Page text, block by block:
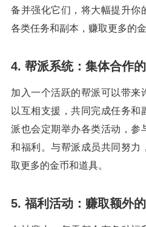
备并强化它们，将大幅提升你
各类任务和副本，赚取更多的金
4. 帮派系统：集体合作
加入一个活跃的帮派可以带来
以互相支援，共同完成任务和
派也会定期举办各类活动，参
和福利。与帮派成员共同努力
取更多的金币和道具。
5. 福利活动：赚取额外